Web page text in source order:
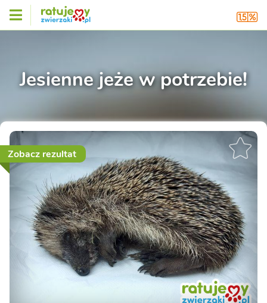
Jesienne jeże w potrzebie!
Zobacz rezultat